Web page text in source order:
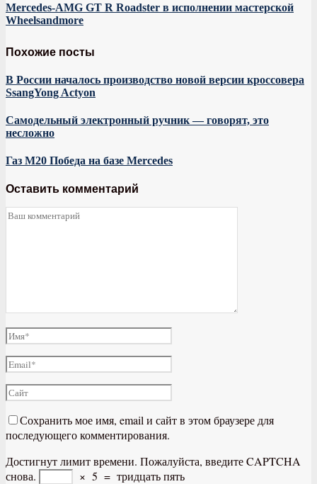
Mercedes-AMG GT R Roadster в исполнении мастерской
Wheelsandmore
Похожие посты
В России началось производство новой версии кроссовера
SsangYong Actyon
Самодельный электронный ручник — говорят, это
несложно
Газ М20 Победа на базе Mercedes
Оставить комментарий
Сохранить мое имя, email и сайт в этом браузере для
последующего комментирования.
Достигнут лимит времени. Пожалуйста, введите CAPTCHA
снова.
× 5 = тридцать пять